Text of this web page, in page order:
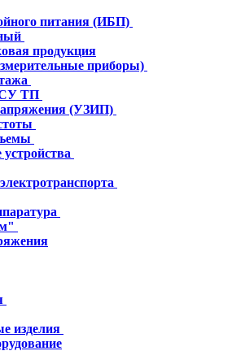
питания (ИБП)
продукция
приборы)
ТП
(УЗИП)
изделия